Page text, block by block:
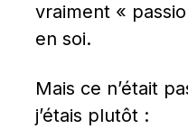
vraiment «
en soi.
Mais ce n’était
j’étais plutôt :